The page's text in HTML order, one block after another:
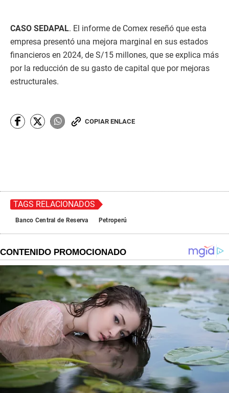
CASO SEDAPAL. El informe de Comex reseñó que esta
empresa presentó una mejora marginal en sus estados
financieros en 2024, de S/15 millones, que se explica más
por la reducción de su gasto de capital que por mejoras
estructurales.
COPIAR ENLACE
TAGS RELACIONADOS
Banco Central de Reserva Petroperú